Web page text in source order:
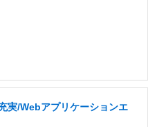
実/Webアプリケーションエ